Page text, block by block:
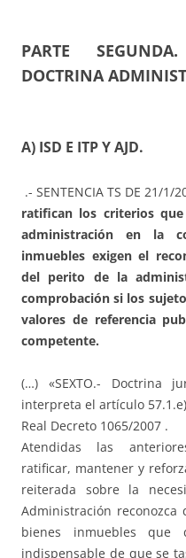
PARTE
DOCTRINA
A) ISD E ITP Y AJD.
.- SENTENCIA TS DE 21/1/
ratifican los criterios
administración en la
inmuebles exigen el
del perito de la
comprobación si los
valores de referencia
competente.
(…) «SEXTO.- Doctrina
interpreta el artículo
Real Decreto 1065/2007 .
Atendidas las
ratificar, mantener y
reiterada sobre la
Administración
bienes inmuebles que
indispensable de que se